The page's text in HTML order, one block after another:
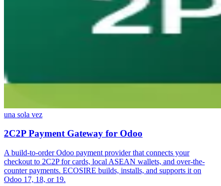
una sola vez
2C2P Payment Gateway for Odoo
A build-to-order Odoo payment provider that connects your
checkout to 2C2P for cards, local ASEAN wallets, and over-the-
counter payments. ECOSIRE builds, installs, and supports it on
Odoo 17, 18, or 19.